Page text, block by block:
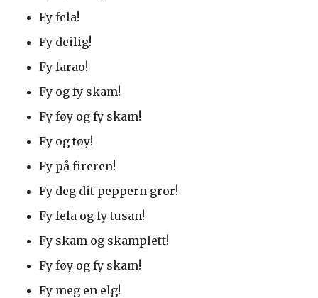
Fy fela!
Fy deilig!
Fy farao!
Fy og fy skam!
Fy føy og fy skam!
Fy og tøy!
Fy på fireren!
Fy deg dit peppern gror!
Fy fela og fy tusan!
Fy skam og skamplett!
Fy føy og fy skam!
Fy meg en elg!